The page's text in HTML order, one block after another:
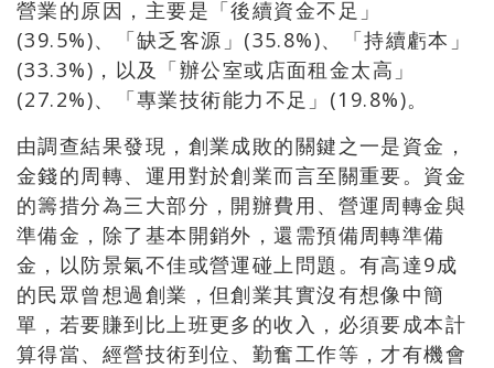
營業的原因，主要是「後續資金不足」
(39.5%)、「缺乏客源」(35.8%)、「持續虧本」
(33.3%)，以及「辦公室或店面租金太高」
(27.2%)、「專業技術能力不足」(19.8%)。
由調查結果發現，創業成敗的關鍵之一是資金，
金錢的周轉、運用對於創業而言至關重要。資金
的籌措分為三大部分，開辦費用、營運周轉金與
準備金，除了基本開銷外，還需預備周轉準備
金，以防景氣不佳或營運碰上問題。有高達9成
的民眾曾想過創業，但創業其實沒有想像中簡
單，若要賺到比上班更多的收入，必須要成本計
算得當、經營技術到位、勤奮工作等，才有機會